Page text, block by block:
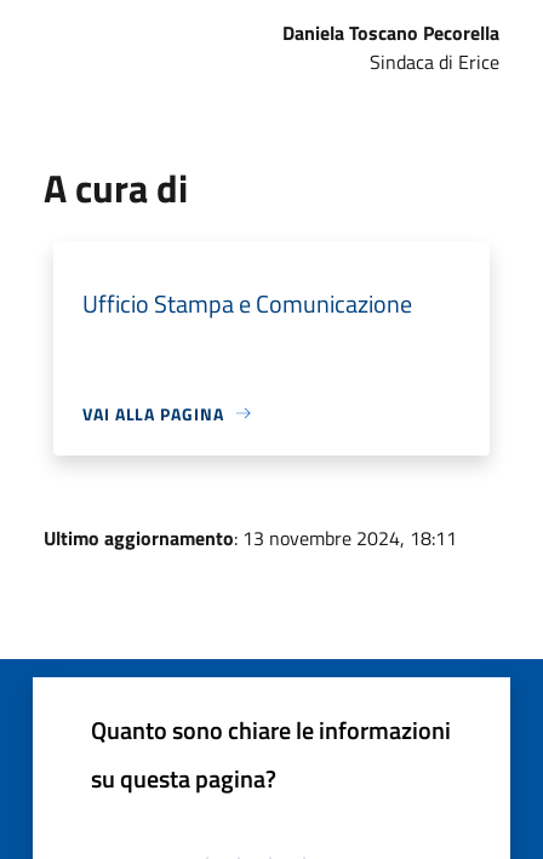
Daniela Toscano Pecorella
Sindaca di Erice
A cura di
Ufficio Stampa e Comunicazione
VAI ALLA PAGINA
Ultimo aggiornamento: 13 novembre 2024, 18:11
Quanto sono chiare le informazioni
su questa pagina?